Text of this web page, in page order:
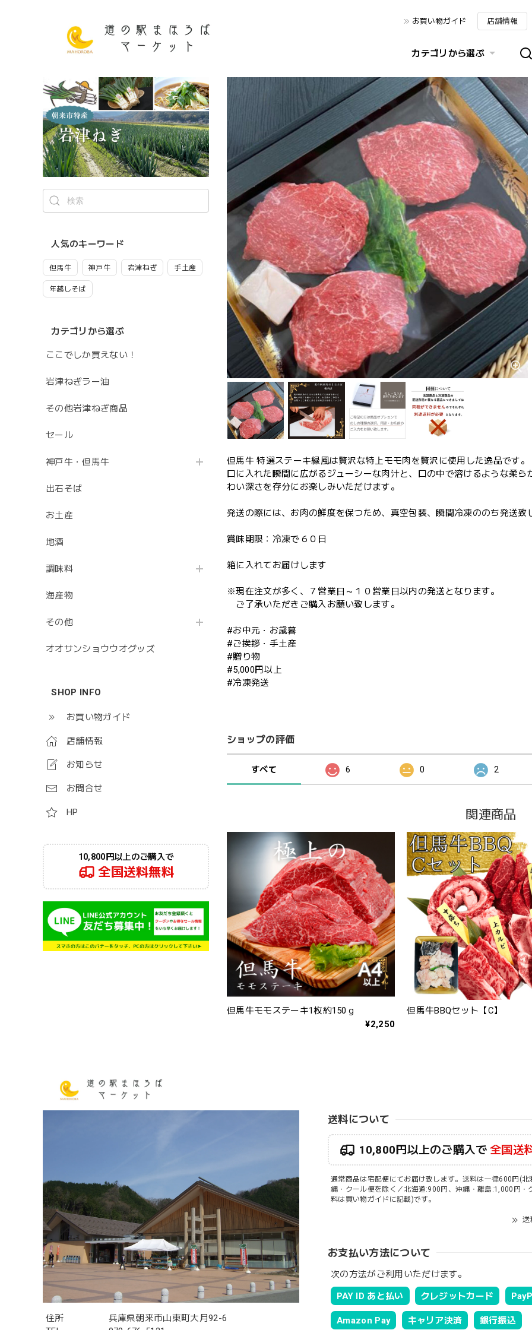
お買い物ガイド 店舗情報
カテゴリから選ぶ
人気のキーワード
但馬牛 神戸牛 岩津ねぎ 手土産
年越しそば
カテゴリから選ぶ
ここでしか買えない！
岩津ねぎラー油
その他岩津ねぎ商品
セール
神戸牛・但馬牛
出石そば
お土産
地酒
調味料
海産物
その他
オオサンショウウオグッズ
SHOP INFO
お買い物ガイド
店舗情報
お知らせ
お問合せ
HP
10,800円以上のご購入で
全国送料無料
但馬牛 特選ステーキ緑風は贅沢な特上モモ肉を贅沢に使用した逸品です。
口に入れた瞬間に広がるジューシーな肉汁と、口の中で溶けるような柔
わい深さを存分にお楽しみいただけます。
発送の際には、お肉の鮮度を保つため、真空包装、瞬間冷凍ののち発送致
賞味期限：冷凍で６０日
箱に入れてお届けします
※現在注文が多く、７営業日～１０営業日以内の発送となります。
ご了承いただきご購入お願い致します。
#お中元・お歳暮
#ご挨拶・手土産
#贈り物
#5,000円以上
#冷凍発送
ショップの評価
すべて 6 0 2
関連商品
但馬牛モモステーキ1枚約150ｇ
¥2,250
但馬牛BBQセット【C】
住所
兵庫県朝来市山東町大月92-6
送料について
10,800円以上のご購入で 全国送
通常商品は宅配便にてお届け致します。送料は一律600円(北
縄・クール便を除く／北海道:900円、沖縄・離島:1,000円・
料は買い物ガイドに記載)です。
送
お支払い方法について
次の方法がご利用いただけます。
PAY ID あと払い クレジットカード
Amazon Pay キャリア決済 銀行振込